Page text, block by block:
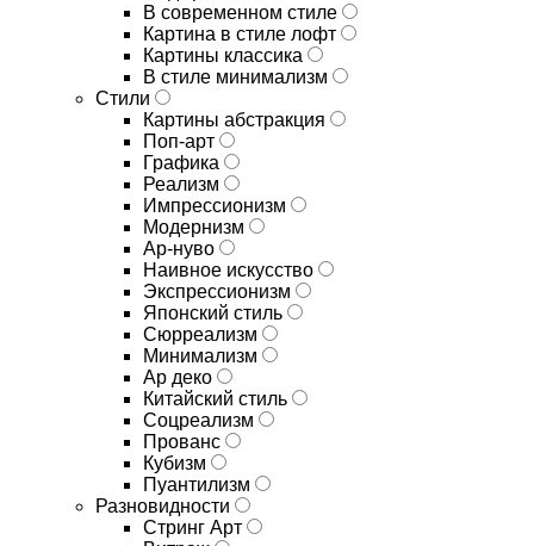
В современном стиле
Картина в стиле лофт
Картины классика
В стиле минимализм
Стили
Картины абстракция
Поп-арт
Графика
Реализм
Импрессионизм
Модернизм
Ар-нуво
Наивное искусство
Экспрессионизм
Японский стиль
Сюрреализм
Минимализм
Ар деко
Китайский стиль
Соцреализм
Прованс
Кубизм
Пуантилизм
Разновидности
Стринг Арт